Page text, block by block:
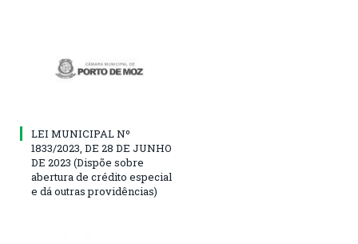
LEI MUNICIPAL Nº
1833/2023, DE 28 DE JUNHO
DE 2023 (Dispõe sobre
abertura de crédito especial
e dá outras providências)